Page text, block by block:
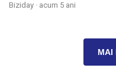
Biziday · acum 5 ani
MAI